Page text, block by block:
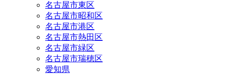
名古屋市東区
名古屋市昭和区
名古屋市港区
名古屋市熱田区
名古屋市緑区
名古屋市瑞穂区
愛知県